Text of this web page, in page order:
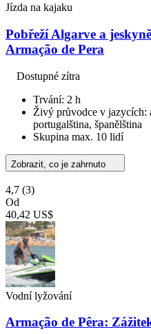
Jízda na kajaku
Pobřeží Algarve a
Armação de Pera
Dostupné zítra
Trvání: 2 h
Živý průvodce v jazycích:
portugalština, španělština
Skupina max. 10 lidí
Zobrazit, co je zahrnuto
4,7 (3)
Od
40,42 US$
Vodní lyžování
Armação de Pêra: